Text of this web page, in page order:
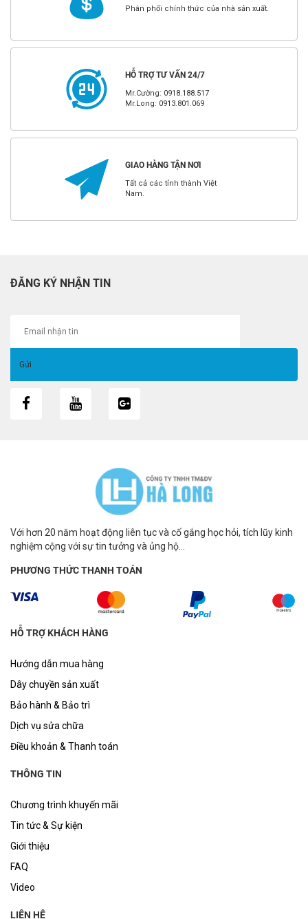
Phân phối chính thức của nhà sản xuất.
HỖ TRỢ TƯ VẤN 24/7
Mr.Cường: 0918.188.517
Mr.Long: 0913.801.069
GIAO HÀNG TẬN NƠI
Tất cả các tỉnh thành Việt
Nam.
ĐĂNG KÝ NHẬN TIN
Với hơn 20 năm hoạt động liên tục và cố gắng học hỏi, tích lũy kinh
nghiệm cộng với sự tin tưởng và ủng hộ...
PHƯƠNG THỨC THANH TOÁN
HỖ TRỢ KHÁCH HÀNG
Hướng dẫn mua hàng
Dây chuyền sản xuất
Bảo hành & Bảo trì
Dịch vụ sửa chữa
Điều khoản & Thanh toán
THÔNG TIN
Chương trình khuyến mãi
Tin tức & Sự kiện
Giới thiệu
FAQ
Video
LIÊN HỆ